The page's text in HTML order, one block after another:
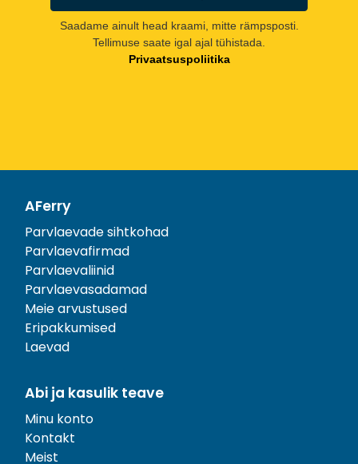
Saadame ainult head kraami, mitte rämpsposti.
Tellimuse saate igal ajal tühistada.
Privaatsuspoliitika
AFerry
Parvlaevade sihtkohad
Parvlaevafirmad
Parvlaevaliinid
Parvlaevasadamad
Meie arvustused
Eripakkumised
Laevad
Abi ja kasulik teave
Minu konto
Kontakt
Meist